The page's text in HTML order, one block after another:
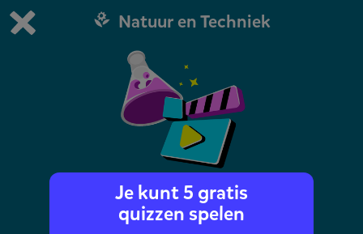
Dit is de gratis demo van Squla.
Bestel nu
0 1
Natuur en Techniek
Een skelet
Je kunt 5 gratis
quizzen spelen